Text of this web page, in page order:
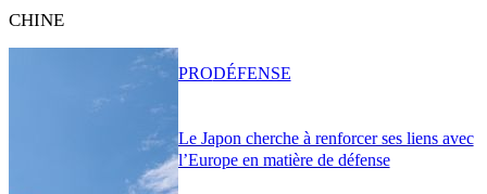
CHINE
Le Japon cherche à renforcer ses liens avec
l’Europe en matière de défense
PRODÉFENSE